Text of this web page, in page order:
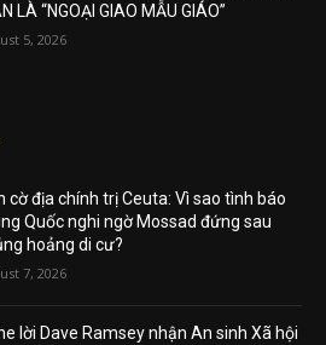
LÀ “NGOẠI GIAO MẪU GIÁO”
5, 2026
cờ địa chính trị Ceuta: Vì sao tình báo
Quốc nghi ngờ Mossad đứng sau
hoảng di cư?
7, 2026
lời Dave Ramsey nhận An sinh Xã hội